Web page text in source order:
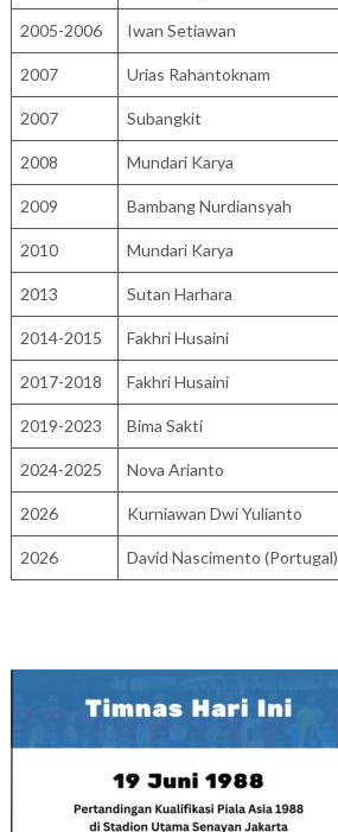
2005-2006 Iwan Setiawan
2007 Urias Rahantoknam
2007 Subangkit
2008 Mundari Karya
2009 Bambang Nurdiansyah
2010 Mundari Karya
2013 Sutan Harhara
2014-2015 Fakhri Husaini
2017-2018 Fakhri Husaini
2019-2023 Bima Sakti
2024-2025 Nova Arianto
2026 Kurniawan Dwi Yulianto
2026 David Nascimento (Portugal)